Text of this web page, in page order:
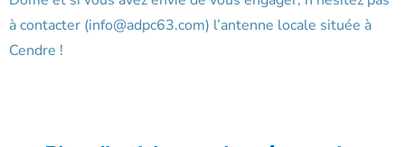
à contacter (info@adpc63.com) l’antenne locale située à
Cendre !